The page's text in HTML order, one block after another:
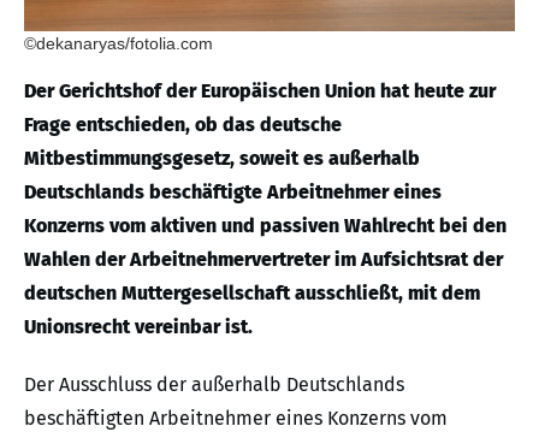
©dekanaryas/fotolia.com
Der Gerichtshof der Europäischen Union hat heute zur
Frage entschieden, ob das deutsche
Mitbestimmungsgesetz, soweit es außerhalb
Deutschlands beschäftigte Arbeitnehmer eines
Konzerns vom aktiven und passiven Wahlrecht bei den
Wahlen der Arbeitnehmervertreter im Aufsichtsrat der
deutschen Muttergesellschaft ausschließt, mit dem
Unionsrecht vereinbar ist.
Der Ausschluss der außerhalb Deutschlands
beschäftigten Arbeitnehmer eines Konzerns vom